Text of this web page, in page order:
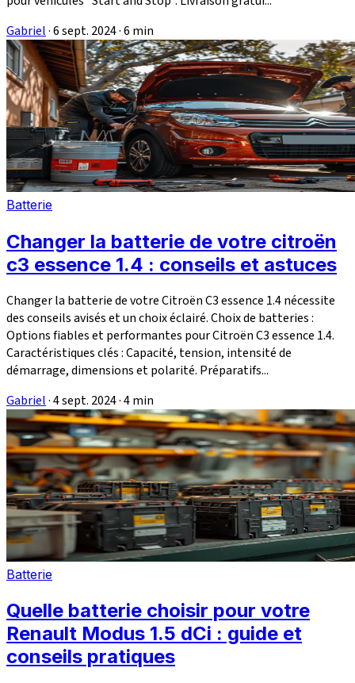
Gabriel·6 sept. 2024·6 min
Batterie
Changer la batterie de votre citroën
c3 essence 1.4 : conseils et astuces
Changer la batterie de votre Citroën C3 essence 1.4 nécessite
des conseils avisés et un choix éclairé. Choix de batteries :
Options fiables et performantes pour Citroën C3 essence 1.4.
Caractéristiques clés : Capacité, tension, intensité de
démarrage, dimensions et polarité. Préparatifs...
Gabriel·4 sept. 2024·4 min
Batterie
Quelle batterie choisir pour votre
Renault Modus 1.5 dCi : guide et
conseils pratiques